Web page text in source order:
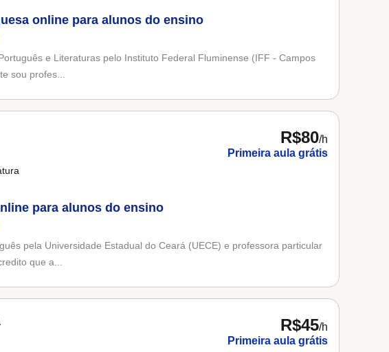
online para alunos do ensino
e Literaturas pelo Instituto Federal Fluminense (IFF - Campos
sou profes...
R$80/h
Primeira aula grátis
para alunos do ensino
pela Universidade Estadual do Ceará (UECE) e professora particular
que a...
R$45/h
Primeira aula grátis